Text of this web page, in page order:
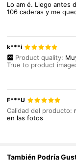
Loamé. Llegoantes
106caderasy me
k***i
Product quality:
True to product
F***U
Calidad del producto:
en lasfotos
También Podría